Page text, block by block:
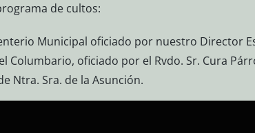
de cultos:
Municipal oficiado por nuestro Director
Columbario, oficiado por el Rvdo. Sr. Cura
Ntra. Sra. de la Asunción.